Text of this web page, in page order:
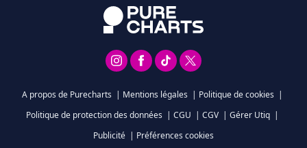
A propos de Purecharts | Mentions légales | Politique de cookies |
Politique de protection des données | CGU | CGV | Gérer Utiq |
Publicité | Préférences cookies